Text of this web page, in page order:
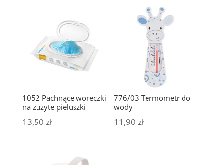
1052 Pachnące woreczki
na zużyte pieluszki
13,50 zł
776/03 Termometr do
wody
11,90zł